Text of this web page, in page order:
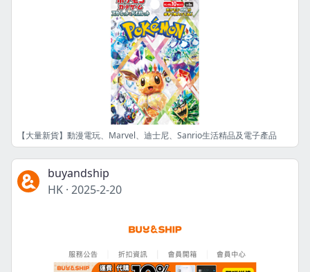
【大量新貨】動漫電玩、Marvel、迪士尼、Sanrio生活精品及電子產品
buyandship
HK · 2025-2-20